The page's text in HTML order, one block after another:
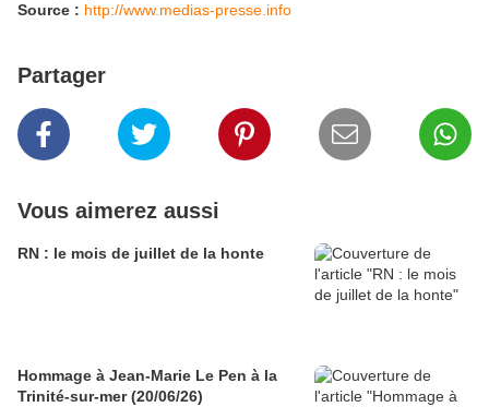
Source : http://www.medias-presse.info
Partager
Vous aimerez aussi
RN : le mois de juillet de la honte
Hommage à Jean-Marie Le Pen à la
Trinité-sur-mer (20/06/26)